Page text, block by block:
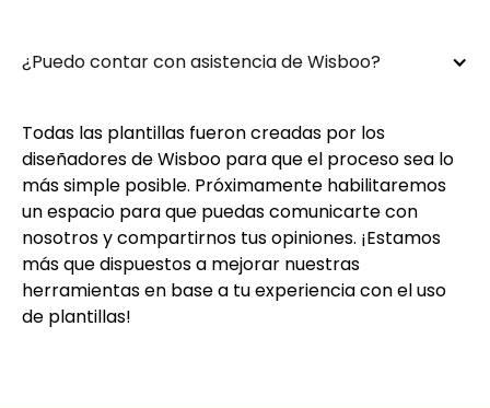
¿Puedo contar con asistencia de Wisboo?
Todas las plantillas fueron creadas por los
diseñadores de Wisboo para que el proceso sea lo
más simple posible. Próximamente habilitaremos
un espacio para que puedas comunicarte con
nosotros y compartirnos tus opiniones. ¡Estamos
más que dispuestos a mejorar nuestras
herramientas en base a tu experiencia con el uso
de plantillas!